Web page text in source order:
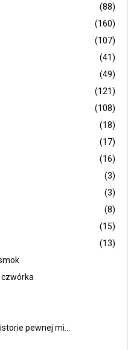
(88)
(160)
(107)
(41)
(49)
(121)
(108)
(18)
(17)
(16)
(3)
(3)
(8)
(15)
(13)
czwórka
pewnej mi...